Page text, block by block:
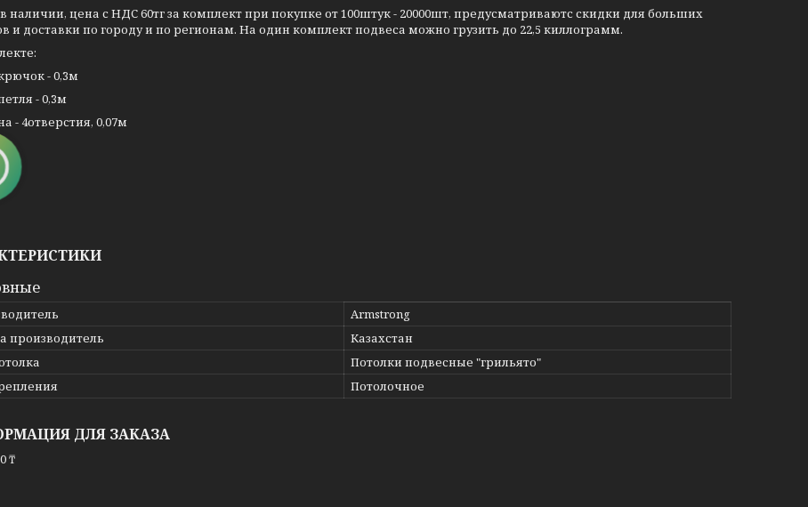
наличии, цена с НДС 60тг за комплект при покупке от 100штук - 20000шт, предусматриваютс скидки для больших
и доставки по городу и по регионам. На один комплект подвеса можно грузить до 22,5 киллограмм.
- 0,3м
- 0,3м
- 4отверстия, 0,07м
Armstrong
производитель
Казахстан
Потолки подвесные "грильято"
Потолочное
ДЛЯ ЗАКАЗА
₸